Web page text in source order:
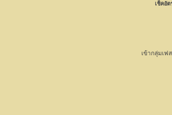
เช็คอั
เข้ากลุ่มเฟ